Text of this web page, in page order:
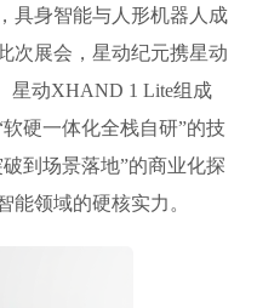
具身智能与人形机器人成
次展会，星动纪元携星动
星动XHAND 1 Lite组成
硬一体化全栈自研”的技
到场景落地”的商业化探
能领域的硬核实力。